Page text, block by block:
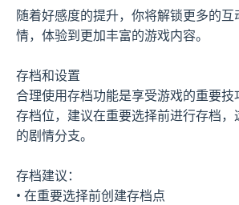
随着好感度的提升，你将解锁更多的互
情，体验到更加丰富的游戏内容。
存档和设置
合理使用存档功能是享受游戏的重要
存档位，建议在重要选择前进行存档，
的剧情分支。
存档建议：
• 在重要选择前创建存档点